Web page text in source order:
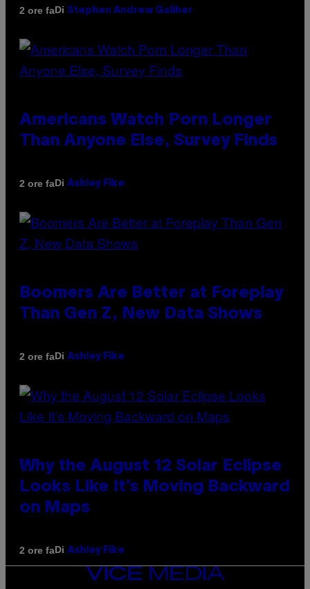
2 ore faDi Stephen Andrew Galiher
Americans Watch Porn Longer
Than Anyone Else, Survey Finds
2 ore faDi Ashley Fike
Boomers Are Better at Foreplay
Than Gen Z, New Data Shows
2 ore faDi Ashley Fike
Why the August 12 Solar Eclipse
Looks Like It’s Moving Backward
on Maps
2 ore faDi Ashley Fike
VICE